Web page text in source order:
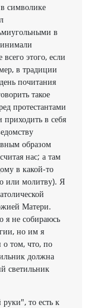
символике
в
этого, если
в традиции
почитания
такое
протестантами
приходить в себя
образом
нас; а там
в какой-то
или молитву). Я
Матери.
я не собираюсь
но им я
о том, что, по
должна
светильник
то есть к